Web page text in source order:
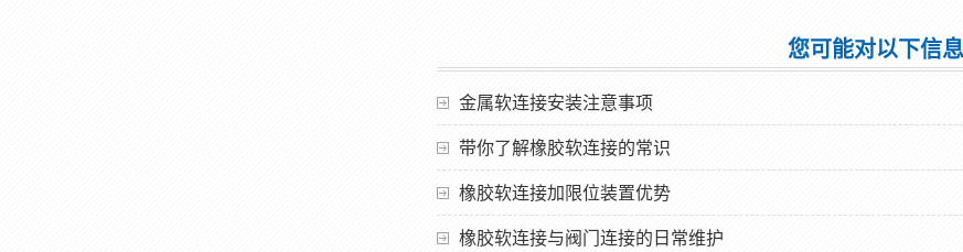
您可能对以下信
金属软连接安装注意事项
带你了解橡胶软连接的常识
橡胶软连接加限位装置优势
橡胶软连接与阀门连接的日常维护